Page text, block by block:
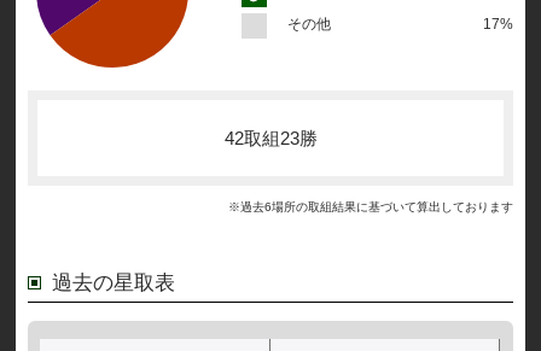
その他
17%
42取組23勝
※過去6場所の取組結果に基づいて算出しております
過去の星取表